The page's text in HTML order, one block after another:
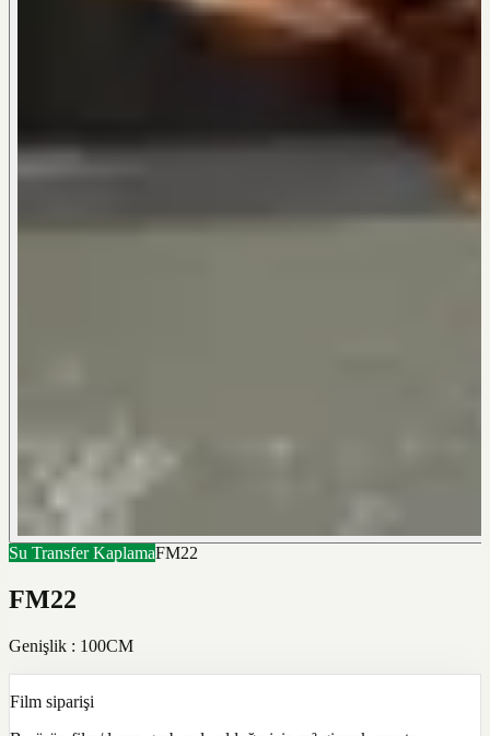
Su Transfer KaplamaFM22
FM22
Genişlik : 100CM
Film siparişi